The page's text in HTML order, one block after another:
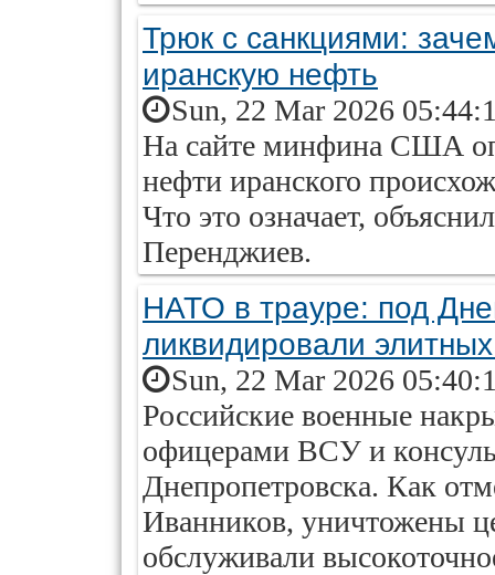
Трюк с санкциями:
иранскую нефть
Sun, 22 Mar 2026
На сайте минфина США
нефти иранского
Что это означает,
Перенджиев.
НАТО в трауре: под
ликвидировали
Sun, 22 Mar 2026
Российские военные
офицерами ВСУ и
Днепропетровска. Как
Иванников, уничтожены
обслуживали